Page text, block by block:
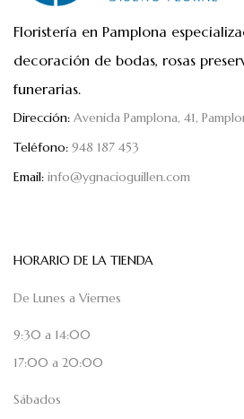
Floristería en Pamplona
decoración de bodas, rosas
funerarias.
Dirección: Avenida Pamplona, 41,
Teléfono: 948 187 453
Email: info@ygnacioguillen.com
HORARIO DE LA TIENDA
De Lunes a Viernes
9:30 a 14:00
17:00 a 20:00
Sábados